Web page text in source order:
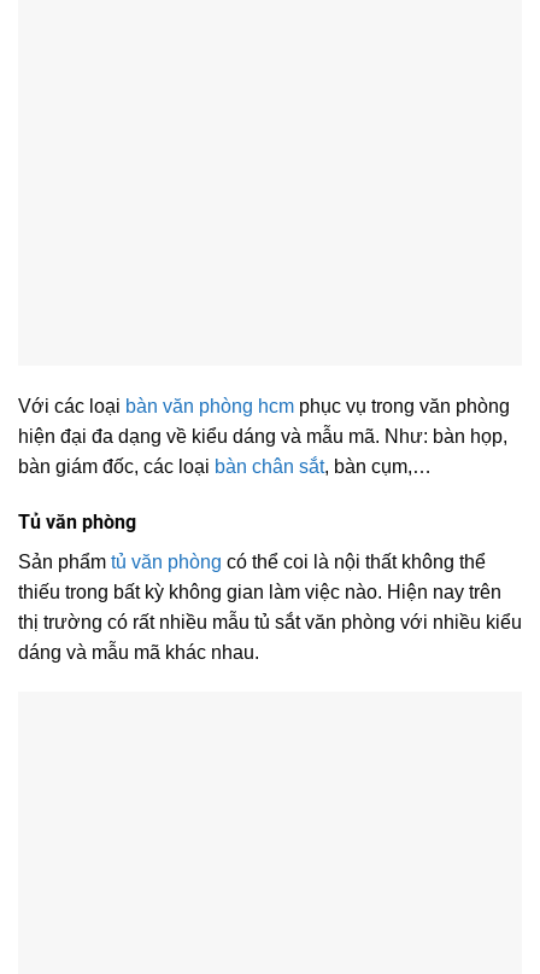
Với các loại bàn văn phòng hcm phục vụ trong văn phòng
hiện đại đa dạng về kiểu dáng và mẫu mã. Như: bàn họp,
bàn giám đốc, các loại bàn chân sắt, bàn cụm,…
Tủ văn phòng
Sản phẩm tủ văn phòng có thể coi là nội thất không thể
thiếu trong bất kỳ không gian làm việc nào. Hiện nay trên
thị trường có rất nhiều mẫu tủ sắt văn phòng với nhiều kiểu
dáng và mẫu mã khác nhau.